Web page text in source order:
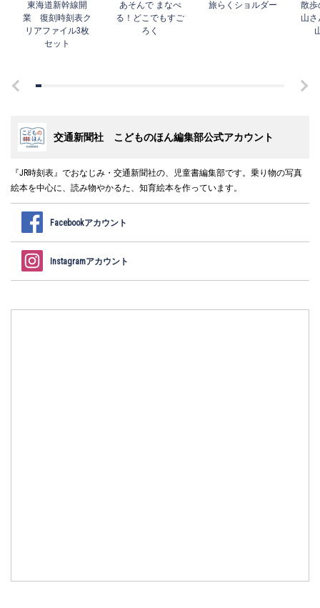
東海道新幹線開
業 復刻時刻表ク
リアファイル3枚
セット
あそんで まなべ
る！どこでもすご
ろく
旅らくショルダー
散歩
山さ
交通新聞社 こどものほん編集部公式アカウント
『JR時刻表』でおなじみ・交通新聞社の、児童書編集部です。乗り物の写真
絵本を中心に、読み物やかるた、知育絵本を作っています。
Facebookアカウント
Instagramアカウント